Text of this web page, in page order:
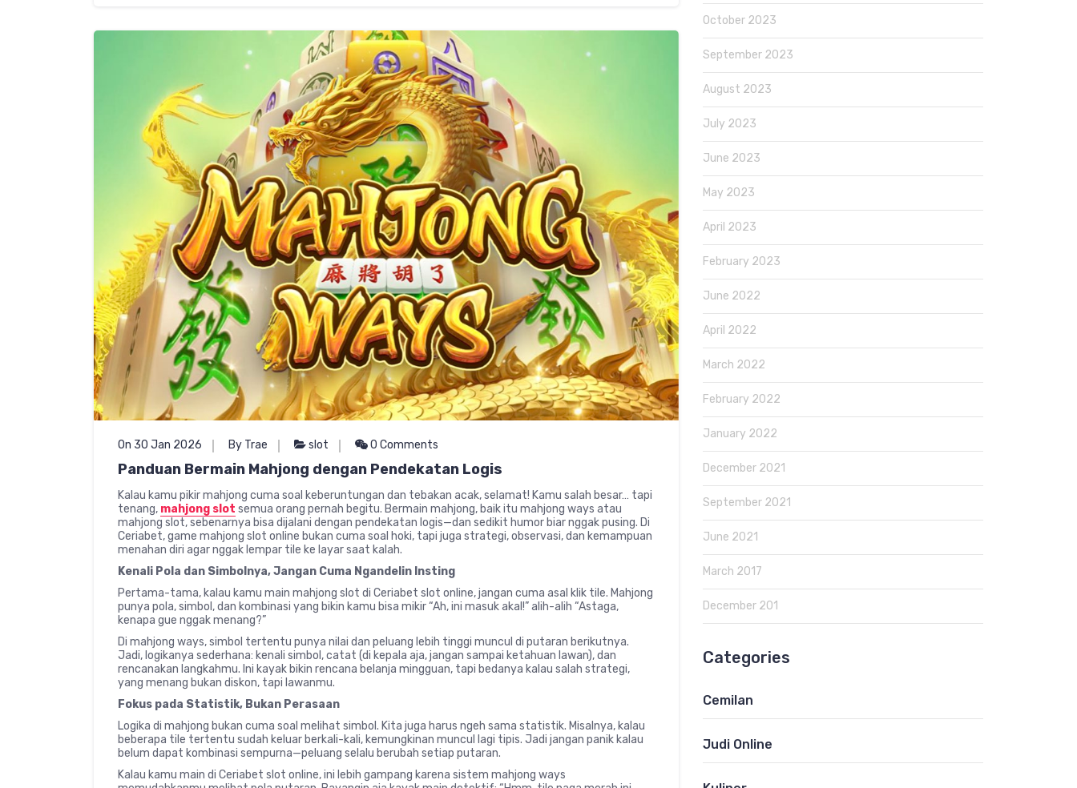
On 30 Jan 2026 By Trae slot 0 Comments
Panduan Bermain Mahjong dengan Pendekatan Logis
Kalau kamu pikir mahjong cuma soal keberuntungan dan tebakan acak, selamat! Kamu salah besar… tapi
tenang, mahjong slot semua orang pernah begitu. Bermain mahjong, baik itu mahjong ways atau
mahjong slot, sebenarnya bisa dijalani dengan pendekatan logis—dan sedikit humor biar nggak pusing. Di
Ceriabet, game mahjong slot online bukan cuma soal hoki, tapi juga strategi, observasi, dan kemampuan
menahan diri agar nggak lempar tile ke layar saat kalah.
Kenali Pola dan Simbolnya, Jangan Cuma Ngandelin Insting
Pertama-tama, kalau kamu main mahjong slot di Ceriabet slot online, jangan cuma asal klik tile. Mahjong
punya pola, simbol, dan kombinasi yang bikin kamu bisa mikir “Ah, ini masuk akal!” alih-alih “Astaga,
kenapa gue nggak menang?”
Di mahjong ways, simbol tertentu punya nilai dan peluang lebih tinggi muncul di putaran berikutnya.
Jadi, logikanya sederhana: kenali simbol, catat (di kepala aja, jangan sampai ketahuan lawan), dan
rencanakan langkahmu. Ini kayak bikin rencana belanja mingguan, tapi bedanya kalau salah strategi,
yang menang bukan diskon, tapi lawanmu.
Fokus pada Statistik, Bukan Perasaan
Logika di mahjong bukan cuma soal melihat simbol. Kita juga harus ngeh sama statistik. Misalnya, kalau
beberapa tile tertentu sudah keluar berkali-kali, kemungkinan muncul lagi tipis. Jadi jangan panik kalau
belum dapat kombinasi sempurna—peluang selalu berubah setiap putaran.
Kalau kamu main di Ceriabet slot online, ini lebih gampang karena sistem mahjong ways
October 2023
September 2023
August 2023
July 2023
June 2023
May 2023
April 2023
February 2023
June 2022
April 2022
March 2022
February 2022
January 2022
December 2021
September 2021
June 2021
March 2017
December 201
Categories
Cemilan
Judi Online